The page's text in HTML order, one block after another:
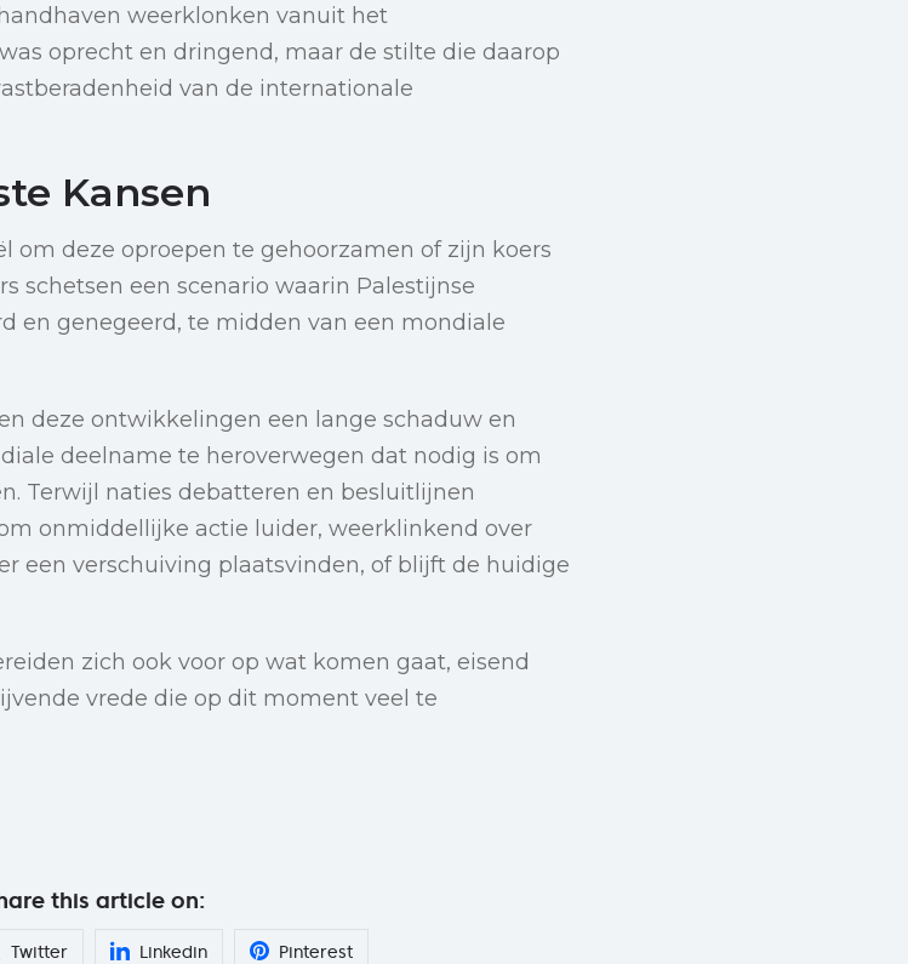
weerklonken vanuit het
oprecht en dringend, maar de stilte die daarop
van de internationale
Kansen
om deze oproepen te gehoorzamen of zijn koers
schetsen een scenario waarin Palestijnse
en genegeerd, te midden van een mondiale
deze ontwikkelingen een lange schaduw en
deelname te heroverwegen dat nodig is om
Terwijl naties debatteren en besluitlijnen
onmiddellijke actie luider, weerklinkend over
een verschuiving plaatsvinden, of blijft de huidige
zich ook voor op wat komen gaat, eisend
vrede die op dit moment veel te
this article on:
Twitter Linkedin Pinterest